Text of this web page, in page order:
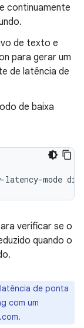
continuamente
de texto e
para gerar um
de latência de
de baixa
verificar se o
quando o
de ponta
com um